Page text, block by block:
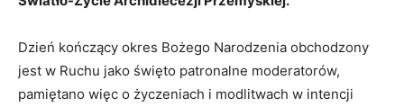
Dzień kończący okres Bożego Narodzenia obchodzony
jest w Ruchu jako święto patronalne moderatorów,
pamiętano więc o życzeniach i modlitwach w intencji